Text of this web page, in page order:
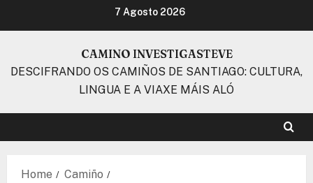
7 Agosto 2026
CAMINO INVESTIGASTEVE
DESCIFRANDO OS CAMIÑOS DE SANTIAGO: CULTURA,
LINGUA E A VIAXE MÁIS ALÓ
Home
Camiño